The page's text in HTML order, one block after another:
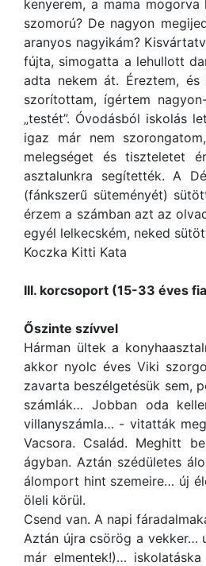
kenyerem, a mama
szomorú? De nagyon
aranyos nagyikám?
fújta, simogatta a lehullott
adta nekem át. Éreztem,
szorítottam, ígértem
„testét”. Óvodásból iskolás
igaz már nem
melegséget és tiszteletet
asztalunkra segítették. A
(fánkszerű süteményét)
érzem a számban azt az
egyél lelkecském, neked
Koczka Kitti Kata
III. korcsoport (15-33 éves
Őszinte szívvel
Hárman ültek a
akkor nyolc éves Viki
zavarta beszélgetésük sem,
számlák… Jobban oda
villanyszámla… - vitatták
Vacsora. Család. Meghitt
ágyban. Aztán szédületes
álomport hint szemeire… új
öleli körül.
Csend van. A napi
Aztán újra csörög a vekker…
már elmentek!)…